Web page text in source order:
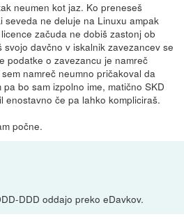
neumen kot jaz. Ko preneseš
seveda ne deluje na Linuxu ampak
začuda ne dobiš zastonj ob
davčno v iskalnik zavezancev se
podatke o zavezancu je namreč
namreč neumno pričakoval da
bo sam izpolno ime, matično SKD
enostavno če pa lahko kompliciraš.
počne.
DDD oddajo preko eDavkov.